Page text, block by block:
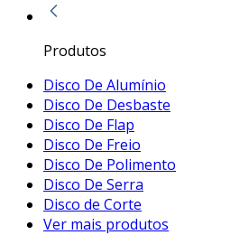
Produtos
Disco De Alumínio
Disco De Desbaste
Disco De Flap
Disco De Freio
Disco De Polimento
Disco De Serra
Disco de Corte
Ver mais produtos